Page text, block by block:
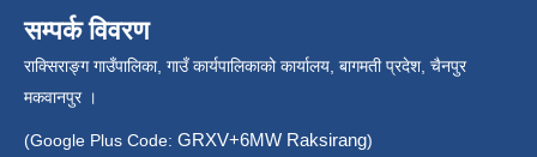
सम्पर्क विवरण
राक्सिराङ्ग गाउँपालिका, गाउँ कार्यपालिकाको कार्यालय, बागमती प्रदेश, चैनपुर
मकवानपुर ।
(Google Plus Code: GRXV+6MW Raksirang)